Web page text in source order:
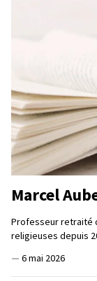
Marcel
Professeur retraité
religieuses depuis
— 6 mai 2026